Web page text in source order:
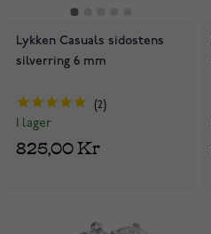
Lykken Casuals sidostens
silverring 6 mm
2
I lager
825,00 Kr